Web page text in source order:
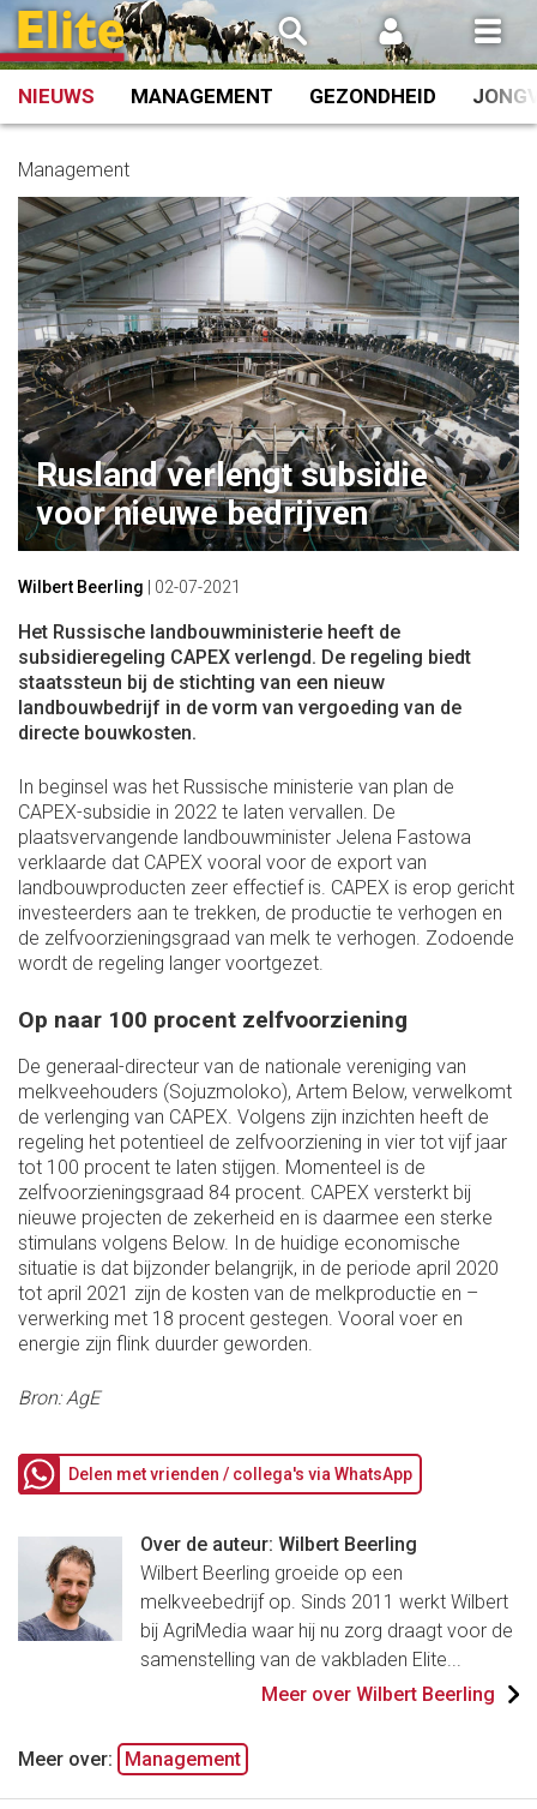
Spring
naar
inhoud
NIEUWS MANAGEMENT GEZONDHEID
Management
Rusland verlengt subsidie
voor nieuwe bedrijven
Wilbert Beerling 02-07-2021
Het Russische landbouwministerie heeft de
subsidieregeling CAPEX verlengd. De regeling biedt
staatssteun bij de stichting van een nieuw
landbouwbedrijf in de vorm van vergoeding van de
directe bouwkosten.
In beginsel was het Russische ministerie van plan de
CAPEX-subsidie in 2022 te laten vervallen. De
plaatsvervangende landbouwminister Jelena Fastowa
verklaarde dat CAPEX vooral voor de export van
landbouwproducten zeer effectief is. CAPEX is erop gericht
investeerders aan te trekken, de productie te verhogen en
de zelfvoorzieningsgraad van melk te verhogen. Zodoende
wordt de regeling langer voortgezet.
Op naar 100 procent zelfvoorziening
De generaal-directeur van de nationale vereniging van
melkveehouders (Sojuzmoloko), Artem Below, verwelkomt
de verlenging van CAPEX. Volgens zijn inzichten heeft de
regeling het potentieel de zelfvoorziening in vier tot vijf jaar
tot 100 procent te laten stijgen. Momenteel is de
zelfvoorzieningsgraad 84 procent. CAPEX versterkt bij
nieuwe projecten de zekerheid en is daarmee een sterke
stimulans volgens Below. In de huidige economische
situatie is dat bijzonder belangrijk, in de periode april 2020
tot april 2021 zijn de kosten van de melkproductie en –
verwerking met 18 procent gestegen. Vooral voer en
energie zijn flink duurder geworden.
Bron: AgE
Delen met vrienden / collega's via WhatsApp
Over de auteur: Wilbert Beerling
Wilbert Beerling groeide op een
melkveebedrijf op. Sinds 2011 werkt Wilbert
bij AgriMedia waar hij nu zorg draagt voor de
samenstelling van de vakbladen Elite...
Meer over Wilbert Beerling
Meer over: Management